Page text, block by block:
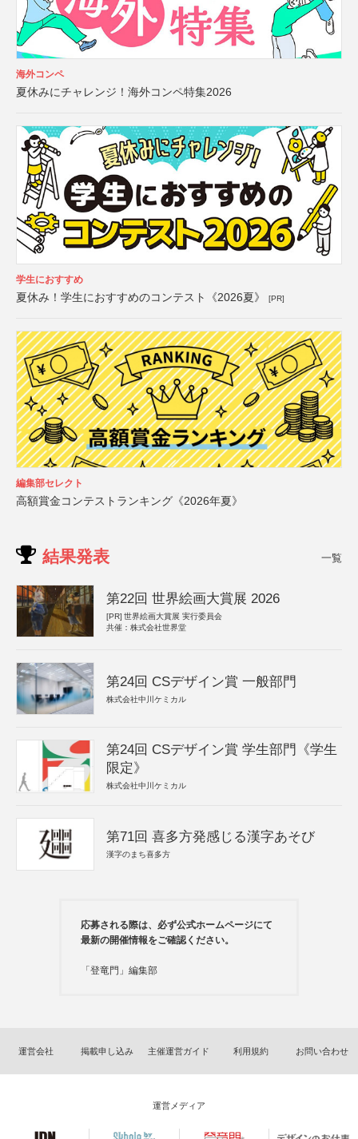
海外コンペ
夏休みにチャレンジ！海外コンペ特集2026
学生におすすめ
夏休み！学生におすすめのコンテスト《2026夏》 [PR]
編集部セレクト
高額賞金コンテストランキング《2026年夏》
結果発表 一覧
第22回 世界絵画大賞展 2026
[PR] 世界絵画大賞展 実行委員会
共催：株式会社世界堂
第24回 CSデザイン賞 一般部門
株式会社中川ケミカル
第24回 CSデザイン賞 学生部門《学生
限定》
株式会社中川ケミカル
第71回 喜多方発感じる漢字あそび
漢字のまち喜多方
応募される際は、必ず公式ホームページにて
最新の開催情報をご確認ください。
「登竜門」編集部
運営会社 掲載申し込み 主催運営ガイド 利用規約 お問い合わせ
運営メディア